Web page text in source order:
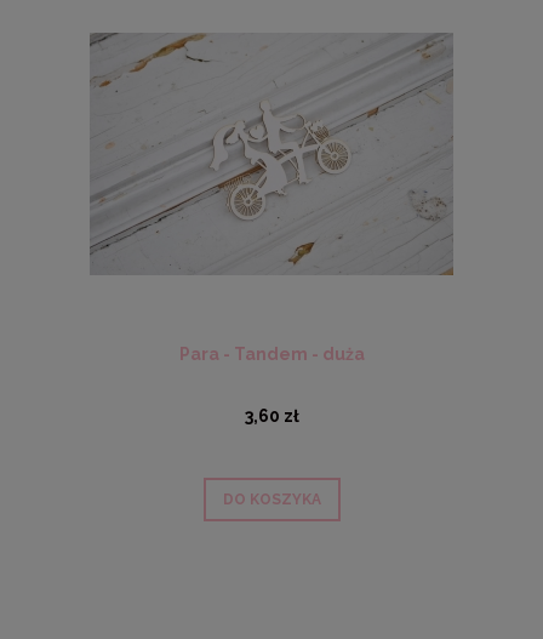
Para - Tandem - duża
3,60 zł
DO KOSZYKA